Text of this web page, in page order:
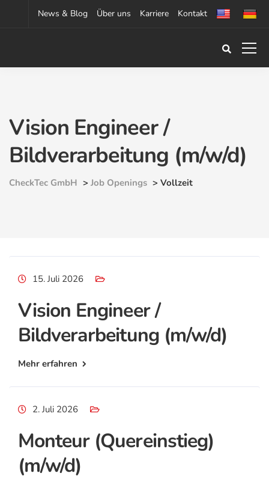
News & Blog Über uns Karriere Kontakt
Vision Engineer /
Bildverarbeitung (m/w/d)
CheckTec GmbH > Job Openings > Vollzeit
15. Juli 2026
Vision Engineer /
Bildverarbeitung (m/w/d)
Mehr erfahren
2. Juli 2026
Monteur (Quereinstieg)
(m/w/d)